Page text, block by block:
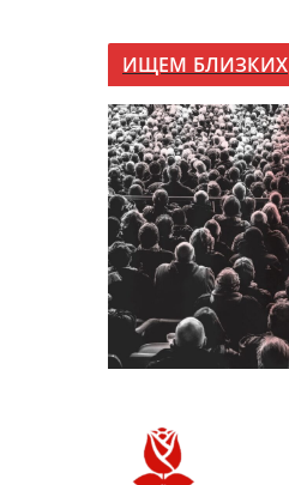
ИЩЕМ БЛИЗКИХ